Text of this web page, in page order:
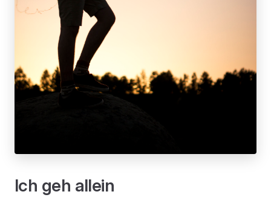
Ich geh allein